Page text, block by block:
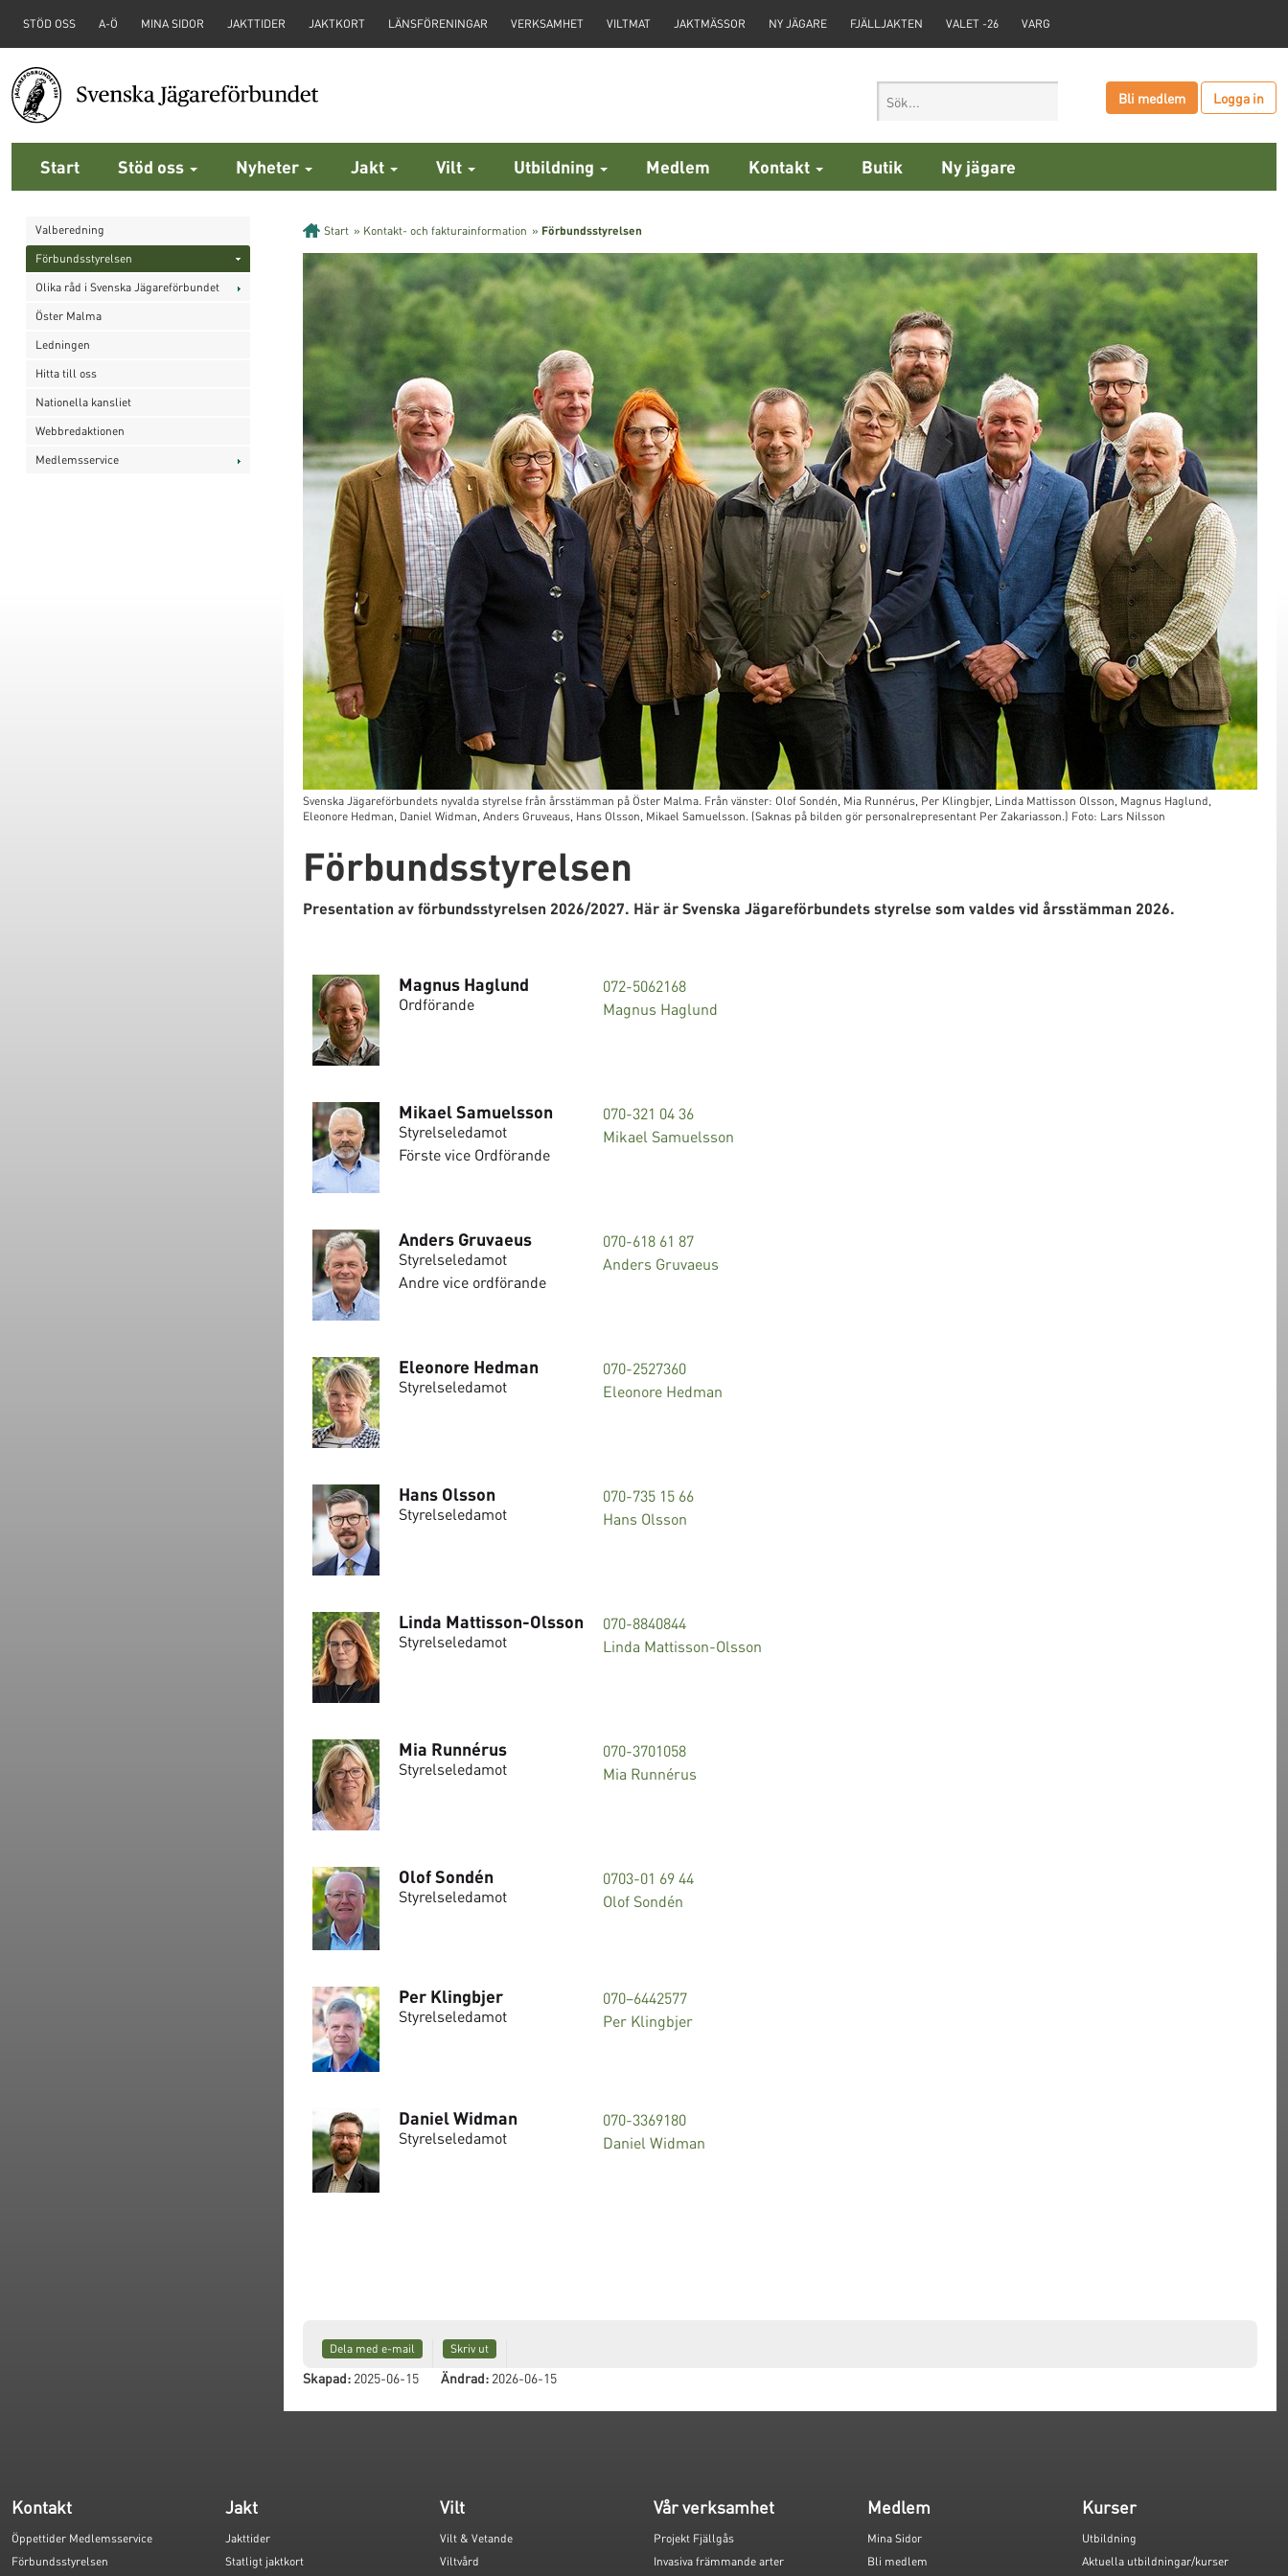
STÖD OSS A-Ö MINA SIDOR JAKTTIDER JAKTKORT LÄNSFÖRENINGAR VERKSAMHET VILTMAT JAKTMÄSSOR NY JÄGARE FJÄLLJAKTEN VALET -26 VARG
Bli medlem Logga in
Start Stöd oss Nyheter Jakt Vilt Utbildning Medlem Kontakt Butik Ny jägare
Valberedning
Förbundsstyrelsen
Olika råd i Svenska Jägareförbundet
Öster Malma
Ledningen
Hitta till oss
Nationella kansliet
Webbredaktionen
Medlemsservice
Start » Kontakt- och fakturainformation » Förbundsstyrelsen
Svenska Jägareförbundets nyvalda styrelse från årsstämman på Öster Malma. Från vänster: Olof Sondén, Mia Runnérus, Per Klingbjer, Linda Mattisson Olsson, Magnus Haglund,
Eleonore Hedman, Daniel Widman, Anders Gruveaus, Hans Olsson, Mikael Samuelsson. (Saknas på bilden gör personalrepresentant Per Zakariasson.) Foto: Lars Nilsson
Förbundsstyrelsen
Presentation av förbundsstyrelsen 2026/2027. Här är Svenska Jägareförbundets styrelse som valdes vid årsstämman 2026.
Magnus Haglund
Ordförande
072-5062168
Magnus Haglund
Mikael Samuelsson
Styrelseledamot
Förste vice Ordförande
070-321 04 36
Mikael Samuelsson
Anders Gruvaeus
Styrelseledamot
Andre vice ordförande
070-618 61 87
Anders Gruvaeus
Eleonore Hedman
Styrelseledamot
070-2527360
Eleonore Hedman
Hans Olsson
Styrelseledamot
070-735 15 66
Hans Olsson
Linda Mattisson-Olsson
Styrelseledamot
070-8840844
Linda Mattisson-Olsson
Mia Runnérus
Styrelseledamot
070-3701058
Mia Runnérus
Olof Sondén
Styrelseledamot
0703-01 69 44
Olof Sondén
Per Klingbjer
Styrelseledamot
070–6442577
Per Klingbjer
Daniel Widman
Styrelseledamot
070-3369180
Daniel Widman
Dela med e-mail Skriv ut
Skapad:2025-06-15 Ändrad:2026-06-15
Kontakt
Öppettider Medlemsservice
Förbundsstyrelsen
Jakt
Jakttider
Statligt jaktkort
Vilt
Vilt & Vetande
Viltvård
Vår verksamhet
Projekt Fjällgås
Invasiva främmande arter
Medlem
Mina Sidor
Bli medlem
Kurser
Utbildning
Aktuella utbildningar/kurser